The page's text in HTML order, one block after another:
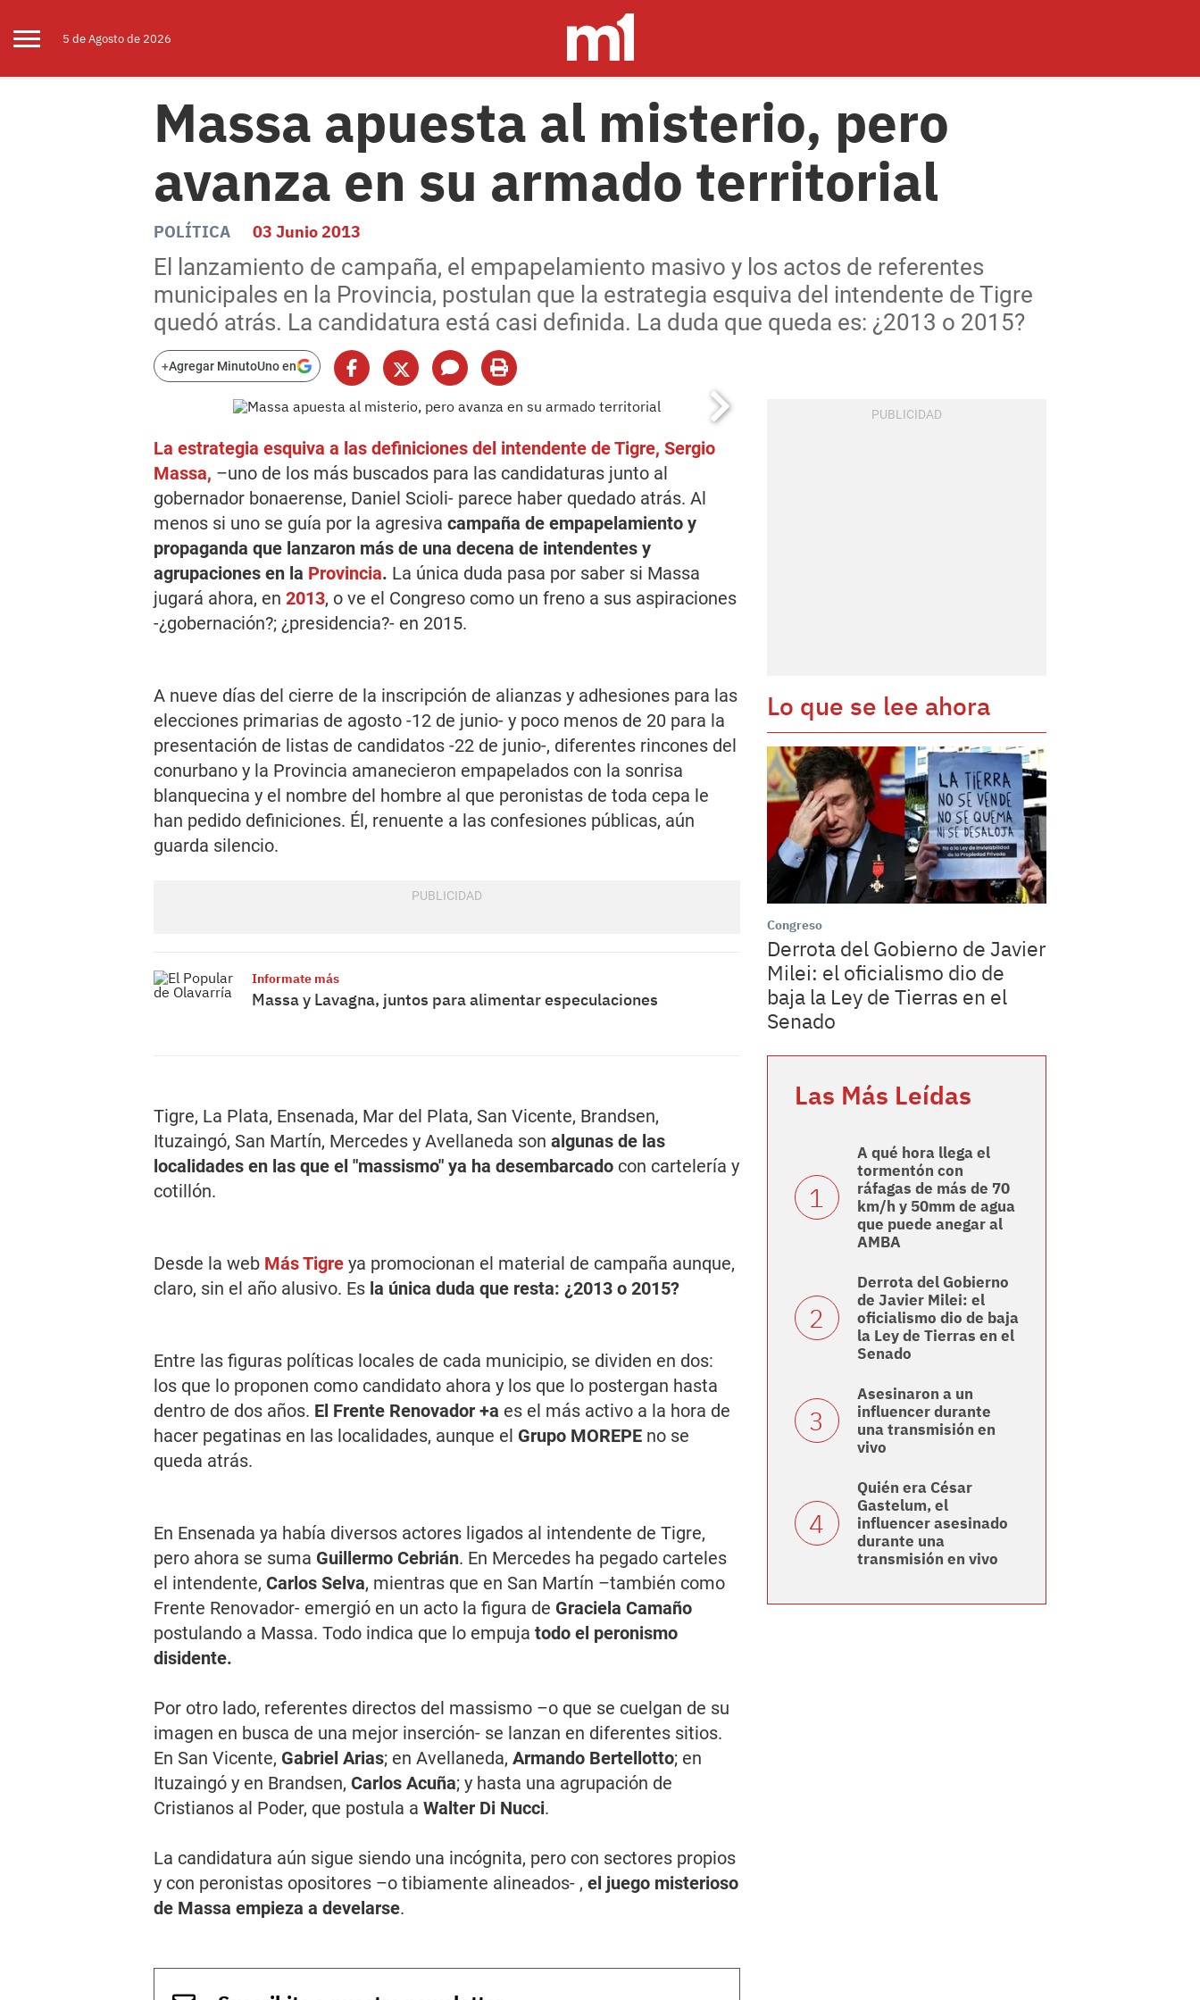
5 deAgostode 2026
Massa apuesta al misterio, pero
avanza en su armado territorial
POLÍTICA 03 Junio 2013
El lanzamiento de campaña, el empapelamiento masivo y los actos de referentes
municipales en la Provincia, postulan que la estrategia esquiva del intendente de Tigre
quedó atrás. La candidatura está casi definida. La duda que queda es: ¿2013 o 2015?
+Agregar MinutoUno en
La estrategia esquiva a las definiciones del intendente de Tigre, Sergio
Massa, –uno de los más buscados para las candidaturas junto al
gobernador bonaerense, Daniel Scioli- parece haber quedado atrás. Al
menos si uno se guía por la agresiva campaña de empapelamiento y
propaganda que lanzaron más de una decena de intendentes y
agrupaciones en la Provincia. La única duda pasa por saber si Massa
jugará ahora, en 2013, o ve el Congreso como un freno a sus aspiraciones
-¿gobernación?; ¿presidencia?- en 2015.
A nueve días del cierre de la inscripción de alianzas y adhesiones para las
elecciones primarias de agosto -12 de junio- y poco menos de 20 para la
presentación de listas de candidatos -22 de junio-, diferentes rincones del
conurbano y la Provincia amanecieron empapelados con la sonrisa
blanquecina y el nombre del hombre al que peronistas de toda cepa le
han pedido definiciones. Él, renuente a las confesiones públicas, aún
guarda silencio.
Informate más
Massa y Lavagna, juntos para alimentar especulaciones
Tigre, La Plata, Ensenada, Mar del Plata, San Vicente, Brandsen,
Ituzaingó, San Martín, Mercedes y Avellaneda son algunas de las
localidades en las que el "massismo" ya ha desembarcado con cartelería y
cotillón.
Desde la web Más Tigre ya promocionan el material de campaña aunque,
claro, sin el año alusivo. Es la única duda que resta: ¿2013 o 2015?
Entre las figuras políticas locales de cada municipio, se dividen en dos:
los que lo proponen como candidato ahora y los que lo postergan hasta
dentro de dos años. El Frente Renovador +a es el más activo a la hora de
hacer pegatinas en las localidades, aunque el Grupo MOREPE no se
queda atrás.
En Ensenada ya había diversos actores ligados al intendente de Tigre,
pero ahora se suma Guillermo Cebrián. En Mercedes ha pegado carteles
el intendente, Carlos Selva, mientras que en San Martín –también como
Frente Renovador- emergió en un acto la figura de Graciela Camaño
postulando a Massa. Todo indica que lo empuja todo el peronismo
disidente.
Por otro lado, referentes directos del massismo –o que se cuelgan de su
imagen en busca de una mejor inserción- se lanzan en diferentes sitios.
En San Vicente, Gabriel Arias; en Avellaneda, Armando Bertellotto; en
Ituzaingó y en Brandsen, Carlos Acuña; y hasta una agrupación de
Cristianos al Poder, que postula a Walter Di Nucci.
La candidatura aún sigue siendo una incógnita, pero con sectores propios
y con peronistas opositores –o tibiamente alineados- , el juego misterioso
de Massa empieza a develarse.
Lo que se lee ahora
Congreso
Derrota del Gobierno de Javier
Milei: el oficialismo dio de
baja la Ley de Tierras en el
Senado
Las Más Leídas
A qué hora llega el
tormentón con
ráfagas de más de 70
km/h y 50mm de agua
que puede anegar al
AMBA
Derrota del Gobierno
de Javier Milei: el
oficialismo dio de baja
la Ley de Tierras en el
Senado
Asesinaron a un
influencer durante
una transmisión en
vivo
Quién era César
Gastelum, el
influencer asesinado
durante una
transmisión en vivo